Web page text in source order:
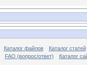
Каталог файлов
Каталог статей
FAQ (вопрос/ответ)
Каталог